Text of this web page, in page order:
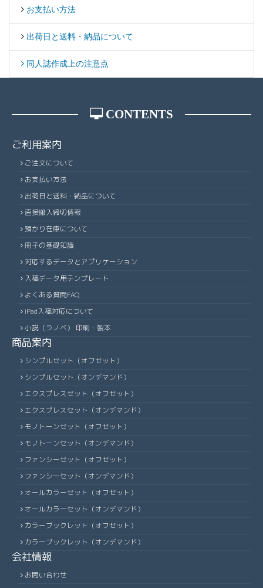
お支払い方法
出荷日と送料・納品について
同人誌作成上の注意点
CONTENTS
ご利用案内
ご注文について
お支払い方法
出荷日と送料・納品について
直接搬入締切情報
預かり在庫について
冊子の基礎知識
対応するデータとアプリケーション
入稿データ用テンプレート
よくある質問FAQ
iPad入稿対応について
小説（ラノベ） 印刷・製本
商品案内
シンプルセット（オフセット）
シンプルセット（オンデマンド）
エクスプレスセット（オフセット）
エクスプレスセット（オンデマンド）
モノトーンセット（オフセット）
モノトーンセット（オンデマンド）
ファンシーセット（オフセット）
ファンシーセット（オンデマンド）
オールカラーセット（オフセット）
オールカラーセット（オンデマンド）
カラーブックレット（オフセット）
カラーブックレット（オンデマンド）
会社情報
お問い合わせ